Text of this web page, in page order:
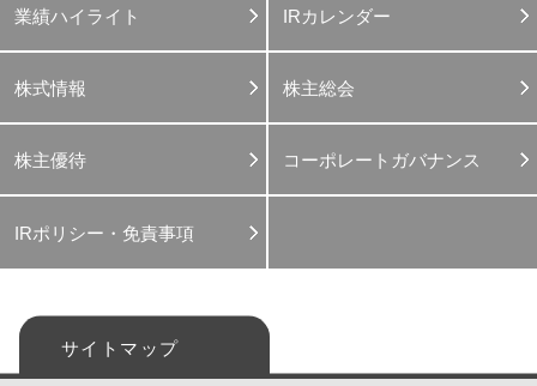
業績ハイライト IRカレンダー
株式情報 株主総会
株主優待 コーポレートガバナンス
IRポリシー・免責事項
サイトマップ